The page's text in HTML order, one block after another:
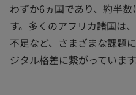
わずか6ヵ国であり、約半
す。多くのアフリカ諸国は
不足など、さまざまな課題
ジタル格差に繋がっています